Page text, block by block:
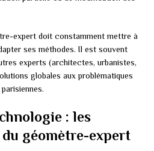
expert doit constamment mettre à
ses méthodes. Il est souvent
experts (architectes, urbanistes,
globales aux problématiques
: les
géomètre-expert